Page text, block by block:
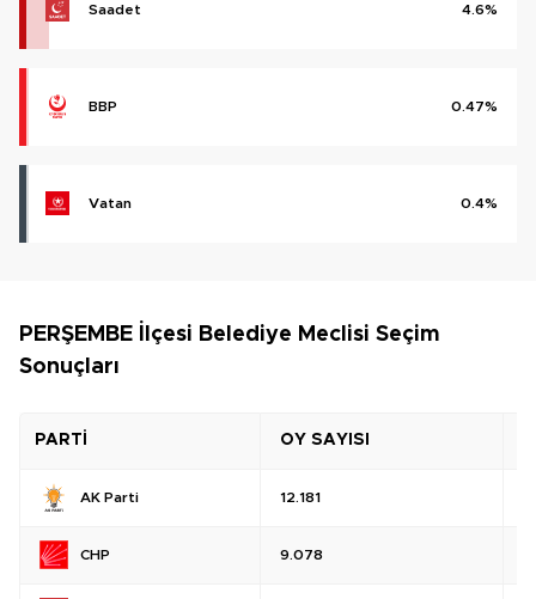
Saadet 4.6%
BBP 0.47%
Vatan 0.4%
PERŞEMBE İlçesi Belediye Meclisi Seçim
Sonuçları
PARTİ OY SAYISI
AK Parti 12.181
CHP 9.078